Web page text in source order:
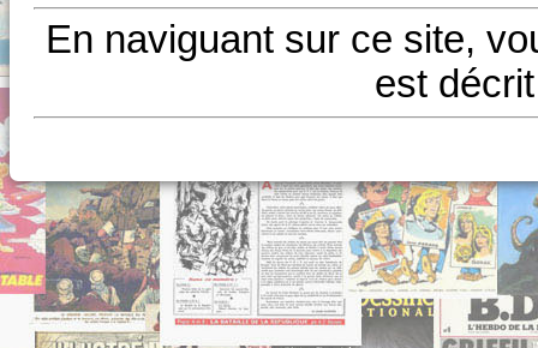
En naviguant sur ce site,
est